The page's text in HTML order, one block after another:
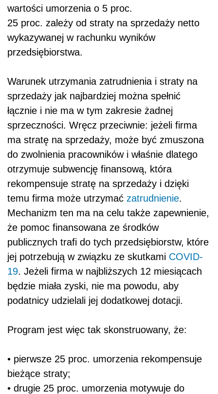
wartości umorzenia o 5 proc.
25 proc. zależy od straty na sprzedaży netto
wykazywanej w rachunku wyników
przedsiębiorstwa.
Warunek utrzymania zatrudnienia i straty na
sprzedaży jak najbardziej można spełnić
łącznie i nie ma w tym zakresie żadnej
sprzeczności. Wręcz przeciwnie: jeżeli firma
ma stratę na sprzedaży, może być zmuszona
do zwolnienia pracowników i właśnie dlatego
otrzymuje subwencję finansową, która
rekompensuje stratę na sprzedaży i dzięki
temu firma może utrzymać zatrudnienie.
Mechanizm ten ma na celu także zapewnienie,
że pomoc finansowana ze środków
publicznych trafi do tych przedsiębiorstw, które
jej potrzebują w związku ze skutkami COVID-
19. Jeżeli firma w najbliższych 12 miesiącach
będzie miała zyski, nie ma powodu, aby
podatnicy udzielali jej dodatkowej dotacji.
Program jest więc tak skonstruowany, że:
• pierwsze 25 proc. umorzenia rekompensuje
bieżące straty;
• drugie 25 proc. umorzenia motywuje do